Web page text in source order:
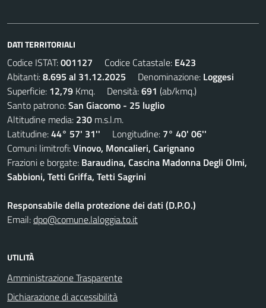
DATI TERRITORIALI
Codice ISTAT:001127 Codice Catastale: E423
Abitanti:8.695 al 31.12.2025 Denominazione: Loggesi
Superficie: 12,79 Kmq. Densità:691 (ab/kmq.)
Santo patrono:San Giacomo - 25 luglio
Altitudine media: 230 m.s.l.m.
Latitudine:44° 57' 31'' Longitudine: 7° 40' 06''
Comuni limitrofi:Vinovo, Moncalieri, Carignano
Frazioni e borgate: Baraudina, Cascina Madonna Degli Olmi,
Sabbioni, Tetti Griffa, Tetti Sagrini
Responsabile della protezione dei dati (D.P.O.)
Email:dpo@comune.laloggia.to.it
UTILITÀ
Amministrazione Trasparente
Dichiarazione di accessibilità